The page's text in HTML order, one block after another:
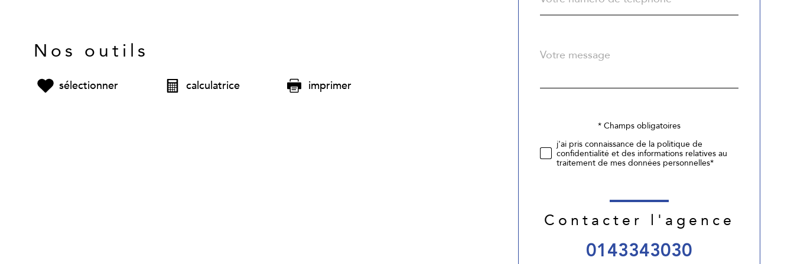
Nos outils
sélectionner calculatrice imprimer
Fieldset
défaut
Message
*
Validation* Champs obligatoires
j'ai pris connaissance de la politique de
confidentialité et des informations relatives au
traitement de mes données personnelles*
Contacter l'agence
0143343030